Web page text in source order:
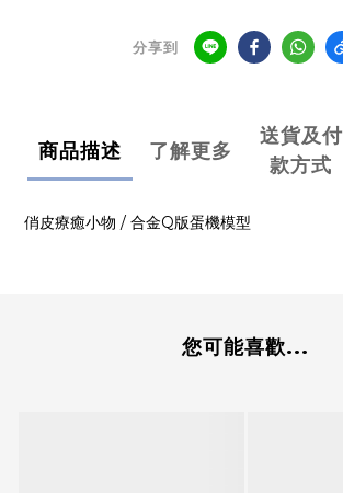
分享到
商品描述 了解更多
送貨及付
款方式
俏皮療癒小物 / 合金Q版蛋機模型
您可能喜歡...